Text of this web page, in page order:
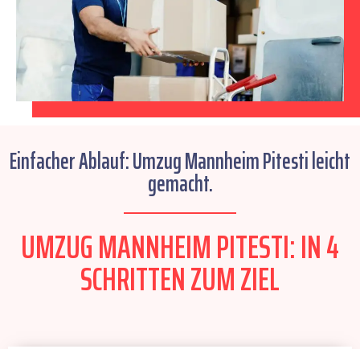
Einfacher Ablauf: Umzug Mannheim Pitesti leicht
gemacht.
UMZUG MANNHEIM PITESTI: IN 4
SCHRITTEN ZUM ZIEL